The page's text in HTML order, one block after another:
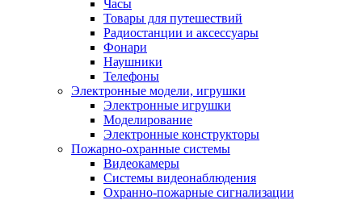
Часы
Товары для путешествий
Радиостанции и аксессуары
Фонари
Наушники
Телефоны
Электронные модели, игрушки
Электронные игрушки
Моделирование
Электронные конструкторы
Пожарно-охранные системы
Видеокамеры
Системы видеонаблюдения
Охранно-пожарные сигнализации